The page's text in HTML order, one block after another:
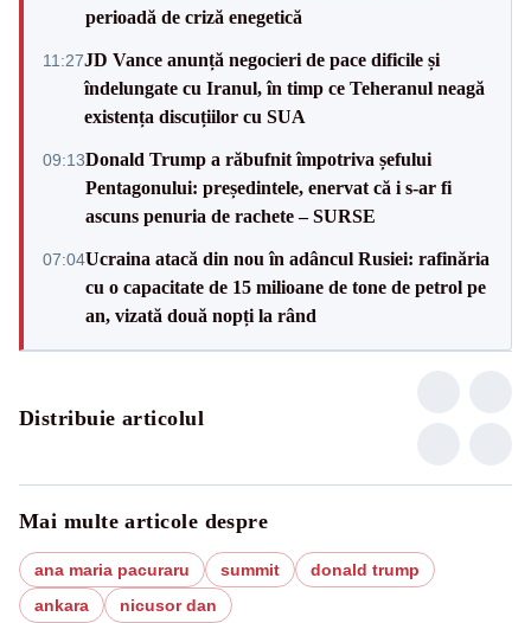
perioadă de criză enegetică
11:27JD Vance anunță negocieri de pace dificile și
îndelungate cu Iranul, în timp ce Teheranul neagă
existența discuțiilor cu SUA
09:13Donald Trump a răbufnit împotriva șefului
Pentagonului: președintele, enervat că i s-ar fi
ascuns penuria de rachete – SURSE
07:04Ucraina atacă din nou în adâncul Rusiei: rafinăria
cu o capacitate de 15 milioane de tone de petrol pe
an, vizată două nopți la rând
Distribuie articolul
Mai multe articole despre
ana maria pacuraru summit
donald trump
ankara
nicusor dan